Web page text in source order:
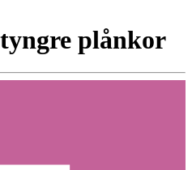
plånkor